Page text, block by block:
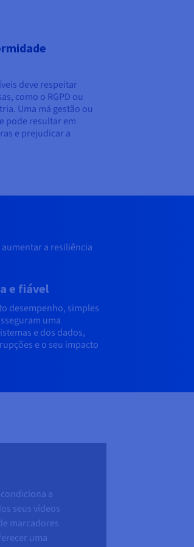
deve respeitar
como o RGPD ou
Uma má gestão ou
pode resultar em
e prejudicar a
a resiliência
e fiável
desempenho, simples
uma
e dos dados,
e o seu impacto
a
seus vídeos
marcadores
uma